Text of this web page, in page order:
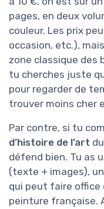
pages, en deux
couleur. Les prix
occasion, etc.),
zone classique des
tu cherches juste
pour regarder de
trouver moins cher
Par contre, si tu
d’histoire de l’art
défend bien. Tu as
(texte + images),
qui peut faire office
peinture française.